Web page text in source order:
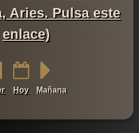
Aries. Pulsa este
enlace)
Hoy Mañana